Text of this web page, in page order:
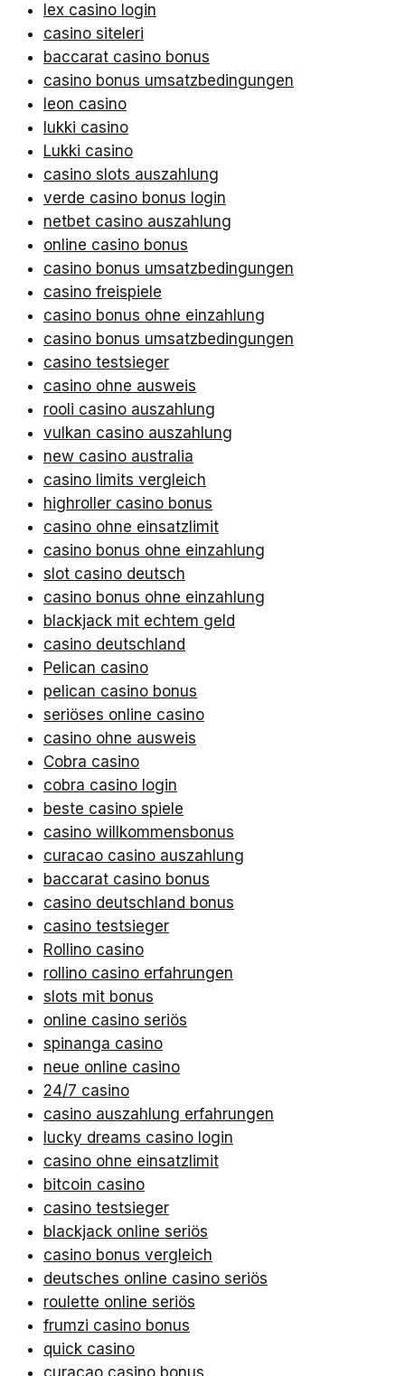
lex casino login
casino siteleri
baccarat casino bonus
casino bonus umsatzbedingungen
leon casino
lukki casino
Lukki casino
casino slots auszahlung
verde casino bonus login
netbet casino auszahlung
online casino bonus
casino bonus umsatzbedingungen
casino freispiele
casino bonus ohne einzahlung
casino bonus umsatzbedingungen
casino testsieger
casino ohne ausweis
rooli casino auszahlung
vulkan casino auszahlung
new casino australia
casino limits vergleich
highroller casino bonus
casino ohne einsatzlimit
casino bonus ohne einzahlung
slot casino deutsch
casino bonus ohne einzahlung
blackjack mit echtem geld
casino deutschland
Pelican casino
pelican casino bonus
seriöses online casino
casino ohne ausweis
Cobra casino
cobra casino login
beste casino spiele
casino willkommensbonus
curacao casino auszahlung
baccarat casino bonus
casino deutschland bonus
casino testsieger
Rollino casino
rollino casino erfahrungen
slots mit bonus
online casino seriös
spinanga casino
neue online casino
24/7 casino
casino auszahlung erfahrungen
lucky dreams casino login
casino ohne einsatzlimit
bitcoin casino
casino testsieger
blackjack online seriös
casino bonus vergleich
deutsches online casino seriös
roulette online seriös
frumzi casino bonus
quick casino